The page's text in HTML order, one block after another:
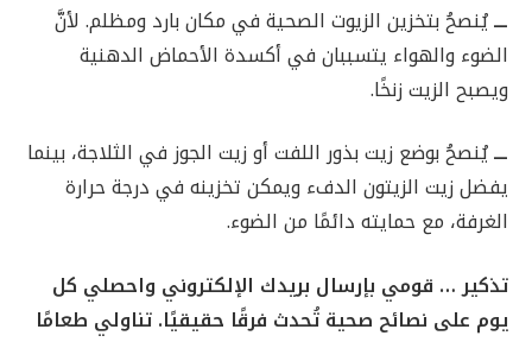
ـــيُنصحُ بتخزين الزيوت الصحية في مكان بارد ومظلم. لأنَّ
الضوء والهواء يتسببان في أكسدة الأحماض الدهنية
ويصبح الزيت زنخًا.
ـــيُنصحُ بوضع زيت بذور اللفت أو زيت الجوز في الثلاجة، بينما
يفضل زيت الزيتون الدفء ويمكن تخزينه في درجة حرارة
الغرفة، مع حمايته دائمًا من الضوء.
تذكير … قومي بإرسال بريدك الإلكتروني واحصلي كل
يوم على نصائح صحية تُحدث فرقًا حقيقيًا. تناولي طعامًا